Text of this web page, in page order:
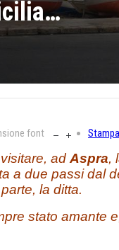
font Stampa
ad Aspra,
a due passi dal
la ditta.
stato amante